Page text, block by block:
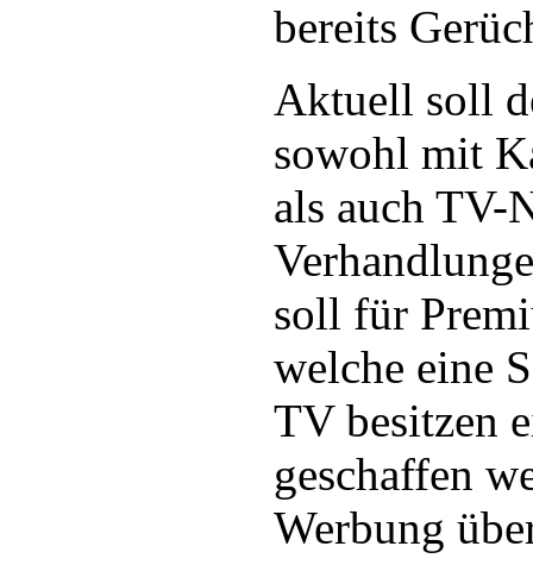
bereits
Aktuell soll
sowohl mit
als auch TV-
soll für
welche eine
TV besitzen
geschaffen
Werbung